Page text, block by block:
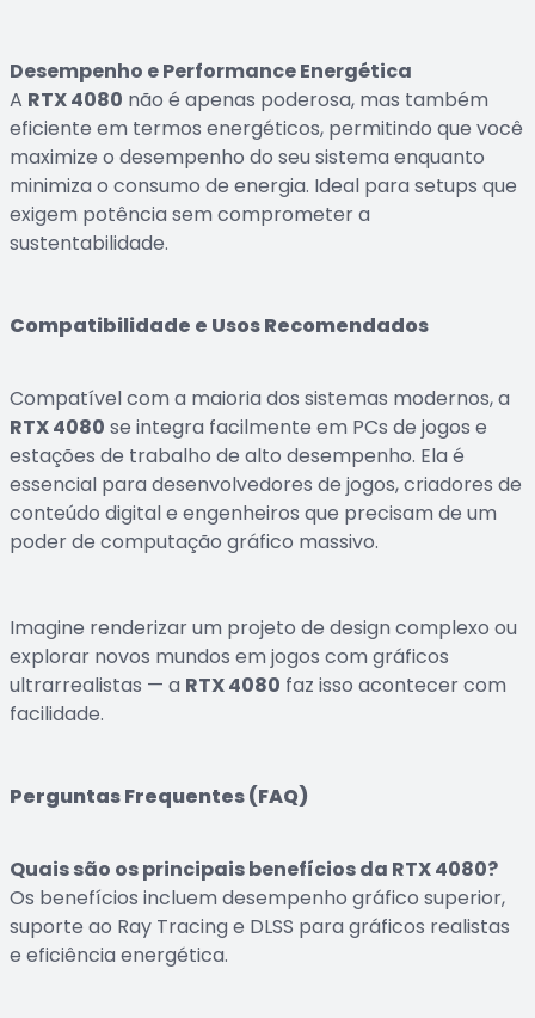
Desempenho e Performance Energética
A RTX 4080 não é apenas poderosa, mas também
eficiente em termos energéticos, permitindo que você
maximize o desempenho do seu sistema enquanto
minimiza o consumo de energia. Ideal para setups que
exigem potência sem comprometer a
sustentabilidade.
Compatibilidade e Usos Recomendados
Compatível com a maioria dos sistemas modernos, a
RTX 4080 se integra facilmente em PCs de jogos e
estações de trabalho de alto desempenho. Ela é
essencial para desenvolvedores de jogos, criadores de
conteúdo digital e engenheiros que precisam de um
poder de computação gráfico massivo.
Imagine renderizar um projeto de design complexo ou
explorar novos mundos em jogos com gráficos
ultrarrealistas — a RTX 4080 faz isso acontecer com
facilidade.
Perguntas Frequentes (FAQ)
Quais são os principais benefícios da RTX 4080?
Os benefícios incluem desempenho gráfico superior,
suporte ao Ray Tracing e DLSS para gráficos realistas
e eficiência energética.